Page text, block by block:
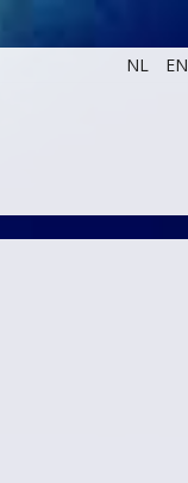
NL EN